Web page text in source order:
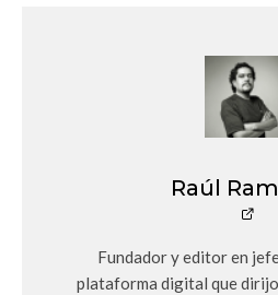
Raúl
Fundador y editor en
plataforma digital que